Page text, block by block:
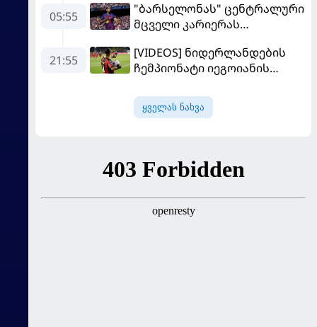
05:55
"ბარსელონას" ცენტრალური
მცველი კარიერას
გააგრძელებს
21:55
[VIDEOS] ნიდერლანდების
ჩემპიონატი იეგოიანის
MVP გახდა
ყველას ნახვა